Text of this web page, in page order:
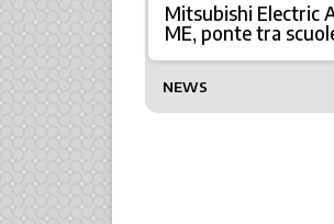
Mitsubishi Electric
ME, ponte tra
NEWS